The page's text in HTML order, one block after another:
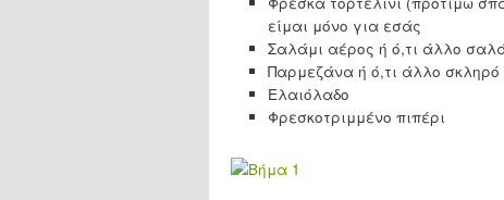
είμαι μόνο για εσάς
Σαλάμι αέρος ή ό,τι άλλο
Παρμεζάνα ή ό,τι άλλο
Ελαιόλαδο
Φρεσκοτριμμένο πιπέρι